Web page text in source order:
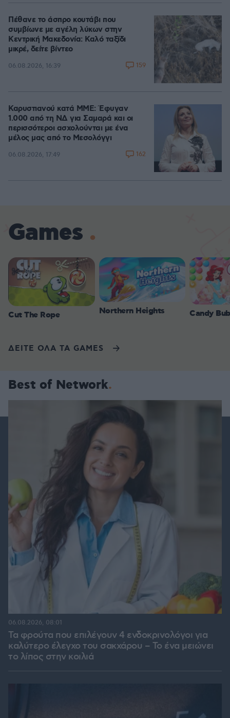
Πέθανε το άσπρο κουτάβι που
συμβίωνε με αγέλη λύκων στην
Κεντρική Μακεδονία: Καλό ταξίδι
μικρέ, δείτε βίντεο
06.08.2026, 16:39 159
Καρυστιανού κατά ΜΜΕ: Έφυγαν
1.000 από τη ΝΔ για Σαμαρά και οι
περισσότεροι ασχολούνται με ένα
μέλος μας από το Μεσολόγγι
06.08.2026, 17:49 162
Games
Cut The Rope Northern Heights Candy
ΔΕΙΤΕ ΟΛΑ ΤΑ GAMES
Best of Network
Τα φρούτα που επιλέγουν 4 ενδοκρινολόγοι για
καλύτερο έλεγχο του σακχάρου – Το ένα μειώνει
το λίπος στην κοιλιά
06.08.2026, 08:01